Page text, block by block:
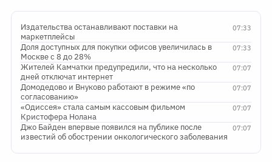
07:33
Издательства останавливают поставки на
маркетплейсы
07:33
Доля доступных для покупки офисов увеличилась в
Москве с 8 до 28%
07:07
Жителей Камчатки предупредили, что на несколько
дней отключат интернет
07:07
Домодедово и Внуково работают в режиме «по
согласованию»
07:07
«Одиссея» стала самым кассовым фильмом
Кристофера Нолана
07:07
Джо Байден впервые появился на публике после
известий об обострении онкологического заболевания